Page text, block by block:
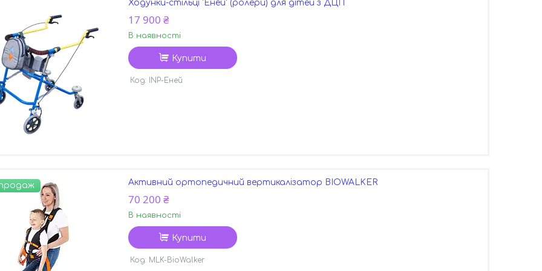
Ходунки-стільці 'Еней' (ролери) для дітей з ДЦП
17 900 ₴
В наявності
Купити
INP-Еней
Активний ортопедичний вертикалізатор BIOWALKER
70 200 ₴
В наявності
Купити
MLK-BioWalker